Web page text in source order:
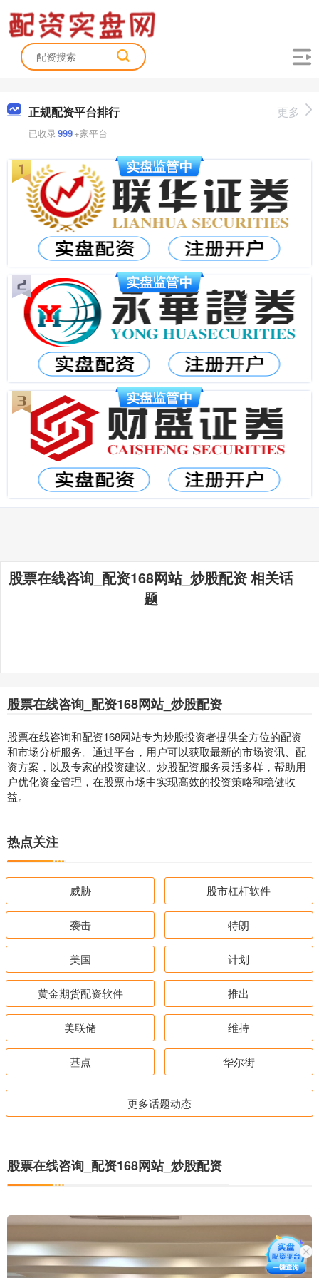
正规配资平台排行
已收录999+家平台
更多
股票在线咨询_配资168网站_炒股配资 相关话
题
股票在线咨询_配资168网站_炒股配资
股票在线咨询和配资168网站专为炒股投资者提供全方位的配资
和市场分析服务。通过平台，用户可以获取最新的市场资讯、配
资方案，以及专家的投资建议。炒股配资服务灵活多样，帮助用
户优化资金管理，在股票市场中实现高效的投资策略和稳健收
益。
热点关注
威胁 股市杠杆软件
袭击 特朗
美国 计划
黄金期货配资软件 推出
美联储 维持
基点 华尔街
更多话题动态
股票在线咨询_配资168网站_炒股配资